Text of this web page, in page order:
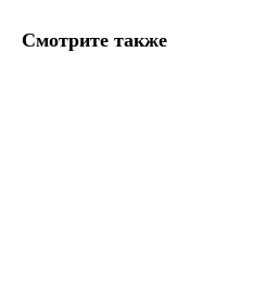
Смотрите также